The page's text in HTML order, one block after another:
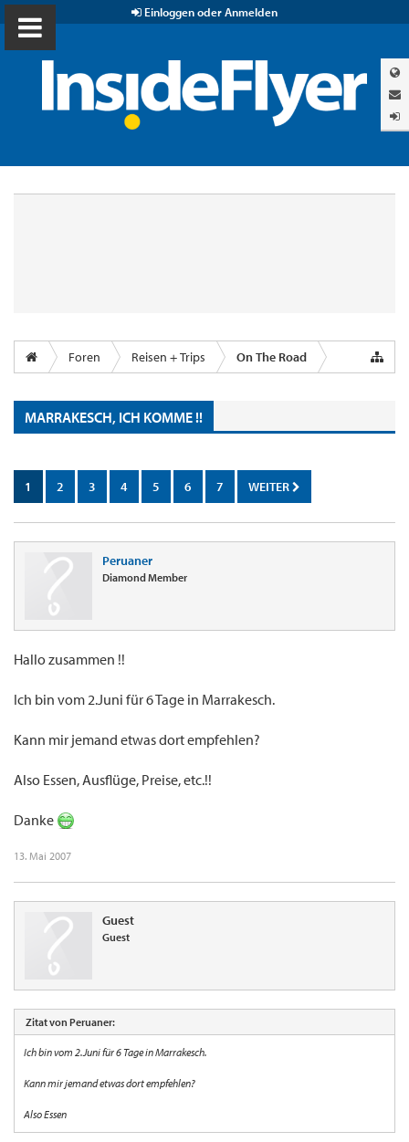
Einloggen oder Anmelden
Foren Reisen + Trips On The Road
MARRAKESCH, ICH KOMME !!
1 2 3 4 5 6 7 WEITER
Peruaner
Diamond Member
Hallo zusammen !!
Ich bin vom 2.Juni für 6 Tage in Marrakesch.
Kann mir jemand etwas dort empfehlen?
Also Essen, Ausflüge, Preise, etc.!!
Danke
13. Mai 2007
Guest
Guest
Zitat von Peruaner:
Ich bin vom 2.Juni für 6 Tage in Marrakesch.
Kann mir jemand etwas dort empfehlen?
Also Essen